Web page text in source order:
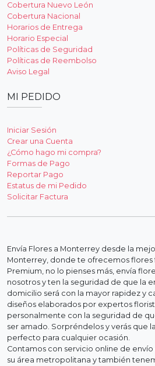
Cobertura Nuevo León
Cobertura Nacional
Horarios de Entrega
Horario Especial
Políticas de Seguridad
Políticas de Reembolso
Aviso Legal
MI PEDIDO
Iniciar Sesión
Crear una Cuenta
¿Cómo hago mi compra?
Formas de Pago
Reportar Pago
Estatus de mi Pedido
Solicitar Factura
Envía Flores a Monterrey desde la
Monterrey, donde te ofrecemos flores
Premium, no lo pienses más, envía
nosotros y ten la seguridad de que la
domicilio será con la mayor rapidez y
diseños elaborados por expertos
personalmente con la seguridad de
ser amado. Sorpréndelos y verás que
perfecto para cualquier ocasión.
Contamos con servicio online de
su área metropolitana y también